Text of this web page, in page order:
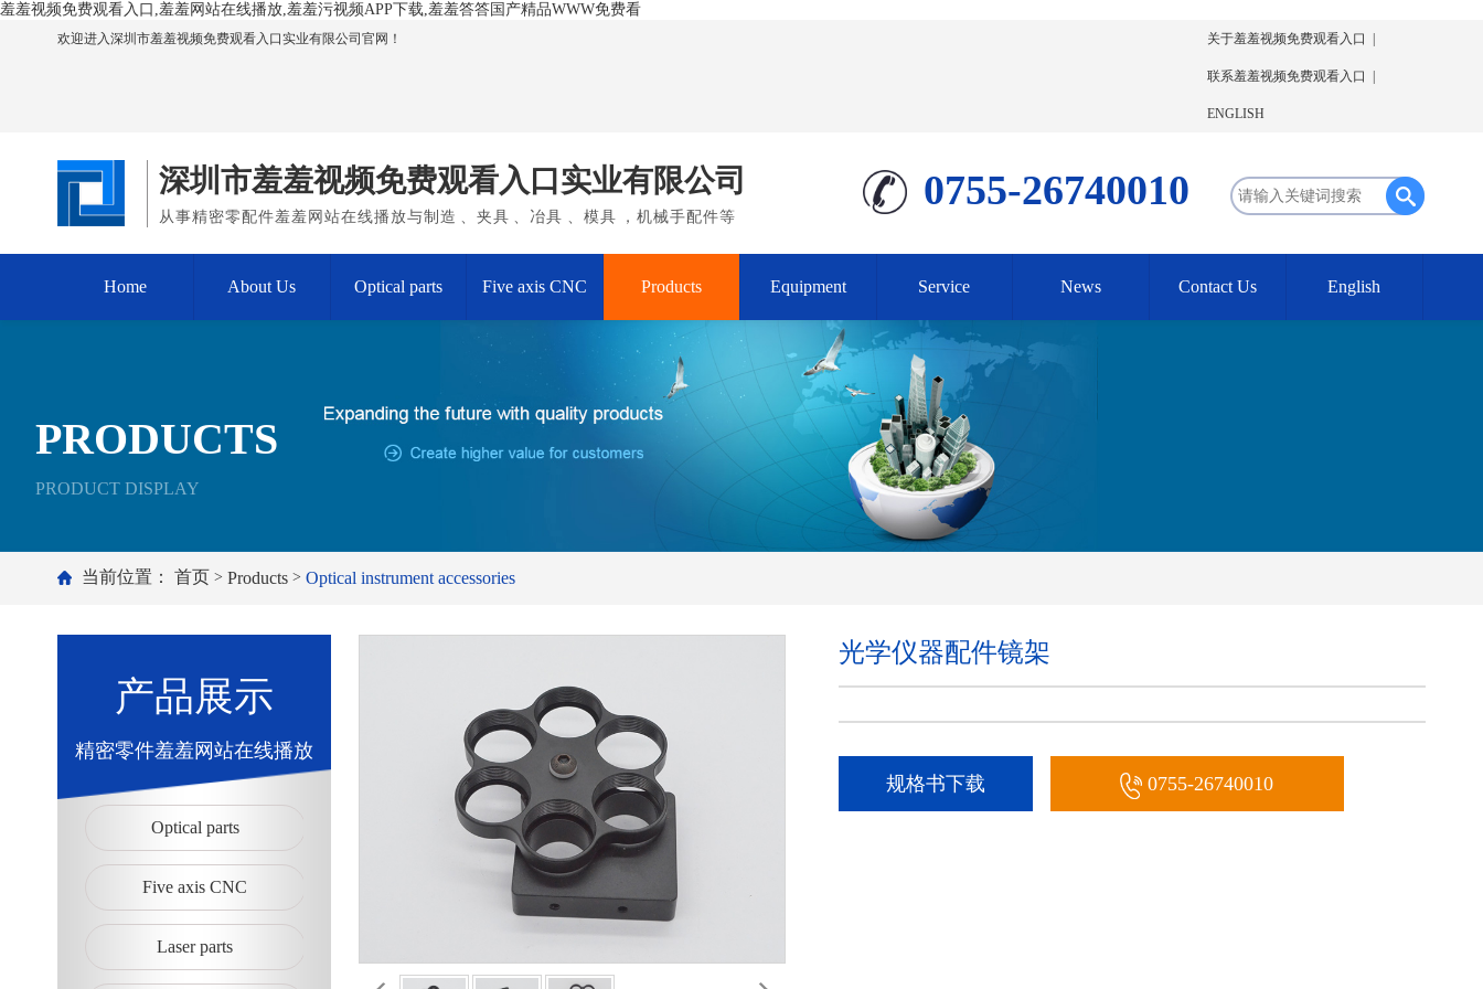
羞羞视频免费观看入口,羞羞网站在线播放,羞羞污视频APP下载,羞羞答答国产精品WWW免费看
欢迎进入深圳市羞羞视频免费观看入口实业有限公司官网！ 关于羞羞视频免费观看入口
联系羞羞视频免费观看入口
ENGLISH
深圳市羞羞视频免费观看入口实业有限公司
从事精密零配件羞羞网站在线播放与制造、夹具、冶具、模具，机械手配件等
0755-26740010
Home About Us Optical parts Five axis CNC Products Equipment Service News Contact Us English
PRODUCTS
PRODUCT DISPLAY
当前位置： 首页 > Products > Optical instrument accessories
产品展示
精密零件羞羞网站在线播放
Optical parts
Five axis CNC
Laser parts
光学仪器配件镜架
规格书下载 0755-26740010